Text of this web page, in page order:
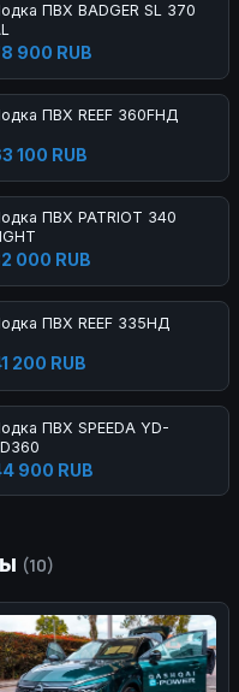
ПВХ BADGER SL 370
900 RUB
ПВХ REEF 360FНД
100 RUB
ПВХ PATRIOT 340
000 RUB
ПВХ REEF 335НД
200 RUB
ПВХ SPEEDA YD-
900 RUB
(10)